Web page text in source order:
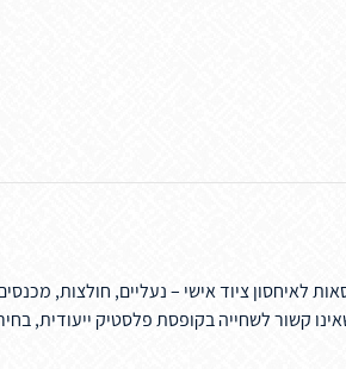
לאיחסון ציוד אישי – נעליים, חולצות,
קשורלשחייה בקופסת פלסטיק ייעודית,